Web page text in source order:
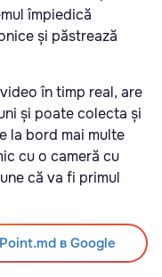
împiedică
și păstrează
în timp real, are
și poate colecta și
la bord mai multe
cu o cameră cu
că va fi primul
в Google